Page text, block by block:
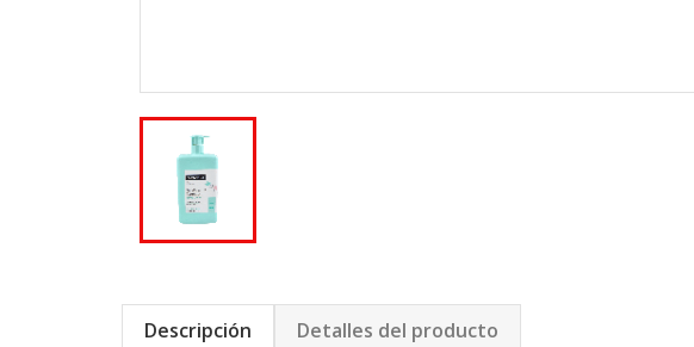
Descripción Detalles del producto